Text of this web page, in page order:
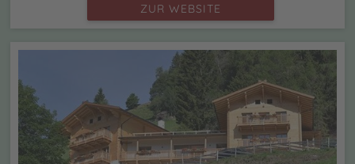
ZUR WEBSITE